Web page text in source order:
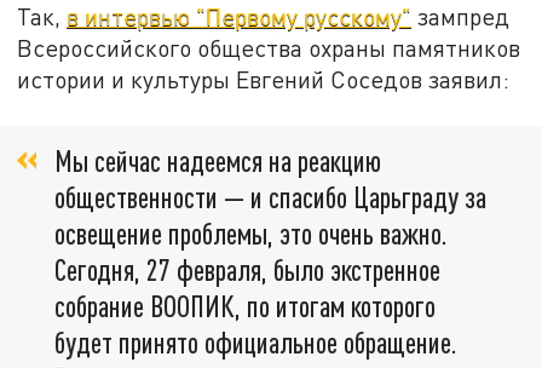
Так, в интервью "Первому русскому" зампред
Всероссийского общества охраны памятников
истории и культуры Евгений Соседов заявил:
Мы сейчас надеемся на реакцию
общественности — и спасибо Царьграду за
освещение проблемы, это очень важно.
Сегодня, 27 февраля, было экстренное
собрание ВООПИК, по итогам которого
будет принято официальное обращение.